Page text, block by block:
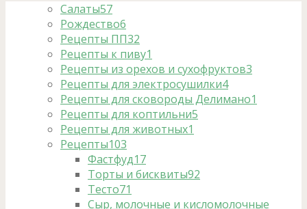
Салаты57
Рождество6
Рецепты ПП32
Рецепты к пиву1
Рецепты из орехов и сухофруктов3
Рецепты для электросушилки4
Рецепты для сковороды Делимано1
Рецепты для коптильни5
Рецепты для животных1
Рецепты103
Фастфуд17
Торты и бисквиты92
Тесто71
Сыр, молочные и кисломолочные